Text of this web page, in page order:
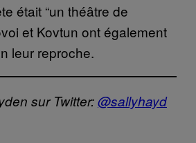
était “un théâtre de
et Kovtun ont également
leur reproche.
sur Twitter:@sallyhayd